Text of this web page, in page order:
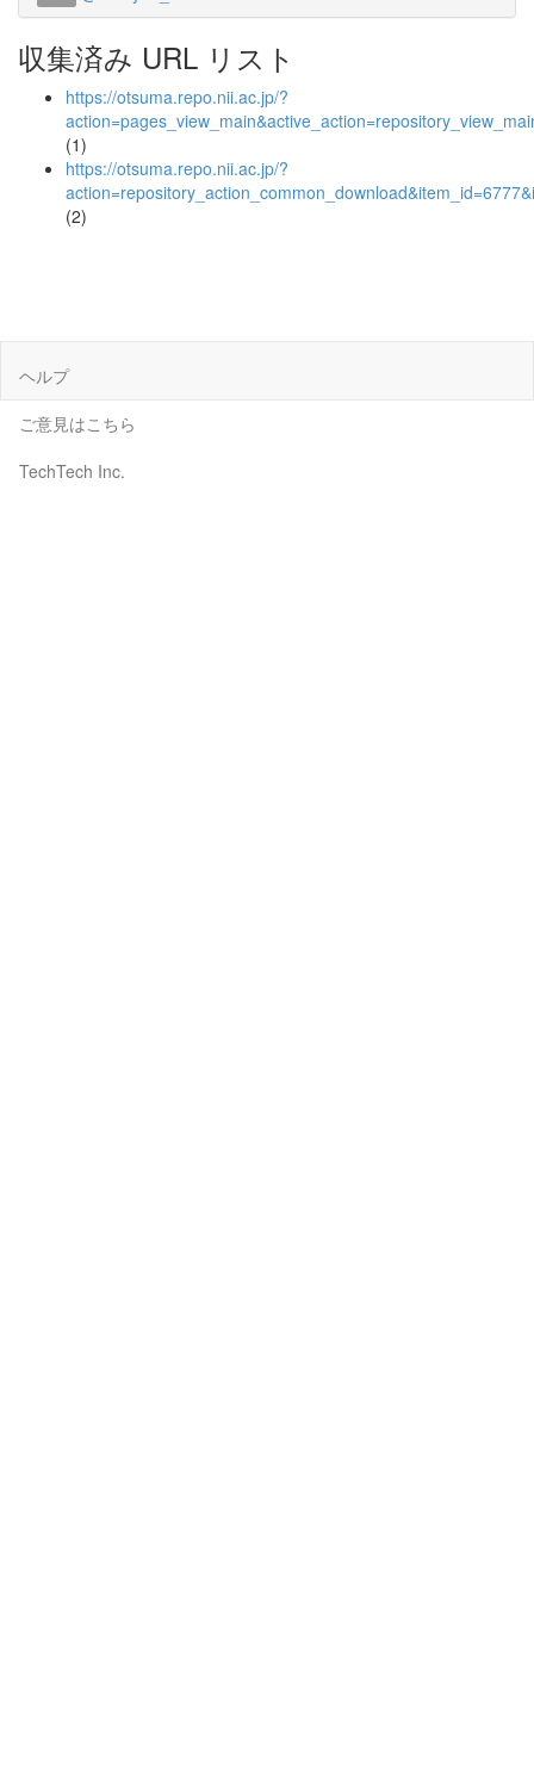
収集済み URL リスト
https://otsuma.repo.nii.ac.jp/?
(1)
https://otsuma.repo.nii.ac.jp/?
(2)
ヘルプ
ご意見はこちら
TechTech Inc.